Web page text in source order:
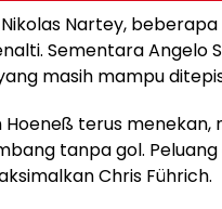
Nartey,
Sementara Angelo
masih mampu
Hoeneß terus
tanpa gol.
Chris Führich.